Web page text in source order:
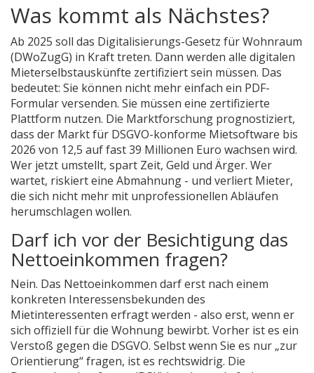
Was kommt als Nächstes?
Ab 2025 soll das Digitalisierungs-Gesetz für Wohnraum
(DWoZugG) in Kraft treten. Dann werden alle digitalen
Mieterselbstauskünfte zertifiziert sein müssen. Das
bedeutet: Sie können nicht mehr einfach ein PDF-
Formular versenden. Sie müssen eine zertifizierte
Plattform nutzen. Die Marktforschung prognostiziert,
dass der Markt für DSGVO-konforme Mietsoftware bis
2026 von 12,5 auf fast 39 Millionen Euro wachsen wird.
Wer jetzt umstellt, spart Zeit, Geld und Ärger. Wer
wartet, riskiert eine Abmahnung - und verliert Mieter,
die sich nicht mehr mit unprofessionellen Abläufen
herumschlagen wollen.
Darf ich vor der Besichtigung das
Nettoeinkommen fragen?
Nein. Das Nettoeinkommen darf erst nach einem
konkreten Interessensbekunden des
Mietinteressenten erfragt werden - also erst, wenn er
sich offiziell für die Wohnung bewirbt. Vorher ist es ein
Verstoß gegen die DSGVO. Selbst wenn Sie es nur „zur
Orientierung“ fragen, ist es rechtswidrig. Die